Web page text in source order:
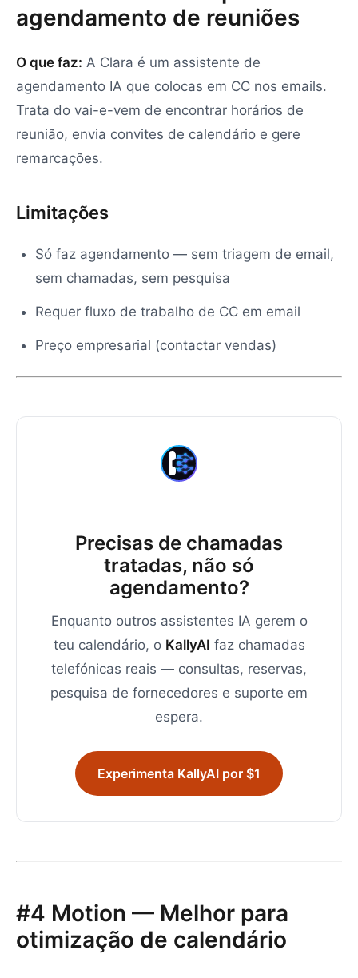
agendamento de reuniões
O que faz: A Clara é um assistente de
agendamento IA que colocas em CC nos emails.
Trata do vai-e-vem de encontrar horários de
reunião, envia convites de calendário e gere
remarcações.
Limitações
Só faz agendamento — sem triagem de email,
sem chamadas, sem pesquisa
Requer fluxo de trabalho de CC em email
Preço empresarial (contactar vendas)
Precisas de chamadas
tratadas, não só
agendamento?
Enquanto outros assistentes IA gerem o
teu calendário, o KallyAI faz chamadas
telefónicas reais — consultas, reservas,
pesquisa de fornecedores e suporte em
espera.
Experimenta KallyAI por $1
#4 Motion — Melhor para
otimização de calendário